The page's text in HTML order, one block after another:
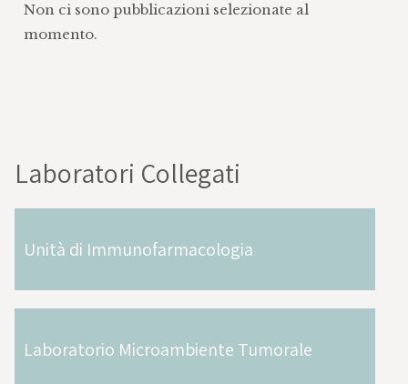
Non ci sono pubblicazioni selezionate al
momento.
Laboratori Collegati
Unità di Immunofarmacologia
Laboratorio Microambiente Tumorale